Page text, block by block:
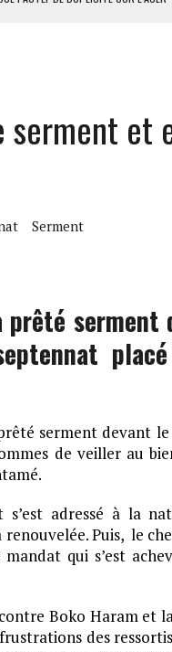
GRANDE CÔTE D’IVOIRE
L’INDÉPENDANCE
serment et
Serment
prêté
serment devant
de veiller au
adressé à la
Puis, le
qui s’est
Boko Haram et
des